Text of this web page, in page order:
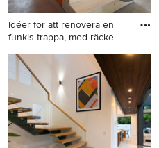
Idéer för att renovera en
funkis trappa, med räcke
Idéer för att renovera en
funkis trappa, med räcke i
metall